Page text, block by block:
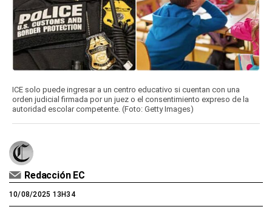
ICE solo puede ingresar a un centro educativo si cuentan con una
orden judicial firmada por un juez o el consentimiento expreso de la
autoridad escolar competente. (Foto: Getty Images)
Redacción EC
10/08/2025 13H34